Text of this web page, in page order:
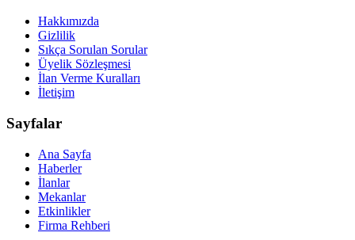
Hakkımızda
Gizlilik
Sıkça Sorulan Sorular
Üyelik Sözleşmesi
İlan Verme Kuralları
İletişim
Sayfalar
Ana Sayfa
Haberler
İlanlar
Mekanlar
Etkinlikler
Firma Rehberi